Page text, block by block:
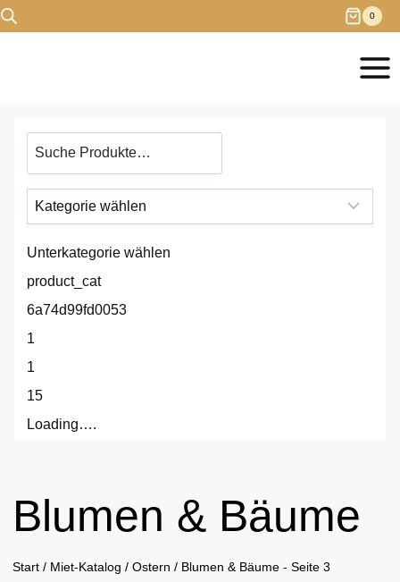
Zum
0
Produkt
suchen
Unterkategorie wählen
product_cat
6a74d99fd0053
1
1
15
Loading….
Blumen & Bäume
Start / Miet-Katalog / Ostern / Blumen & Bäume- Seite 3